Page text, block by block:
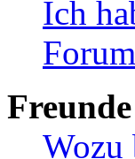
Ich
Wozu